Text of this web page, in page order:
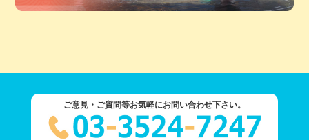
ご意見・ご質問等お気軽にお問い合わせ下さい。